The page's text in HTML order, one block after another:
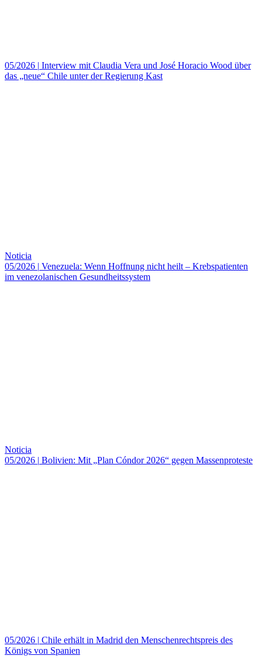
05/2026 | Interview mit Claudia Vera und José Horacio Wood über
das „neue“ Chile unter der Regierung Kast
Noticia
05/2026 | Venezuela: Wenn Hoffnung nicht heilt – Krebspatienten
im venezolanischen Gesundheitssystem
Noticia
05/2026 | Bolivien: Mit „Plan Cóndor 2026“ gegen Massenproteste
05/2026 | Chile erhält in Madrid den Menschenrechtspreis des
Königs von Spanien